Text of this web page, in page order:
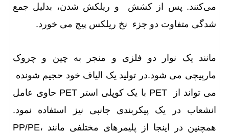
می‌کنند. پس از کشش و ریلکش شدن، بدلیل جمع
شدگی متفاوت دو جزء نخ ریلکس پیچ می خورد.
مانند یک نوار دو فلزی و منجر به چین و چروک
مارپیچی می شود.در تولید یک الیاف خود حجیم شونده
می تواند از PET با یک کوپلی استر PET حاوی عامل
انشعاب در یک پیکربندی جانبی نیز استفاده نمود.
همچنین در اینجا از پلیمرهای مختلفی مانندPP/PE،